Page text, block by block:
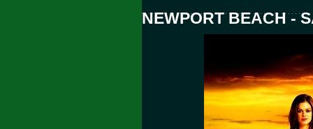
NEWPORT BEACH -